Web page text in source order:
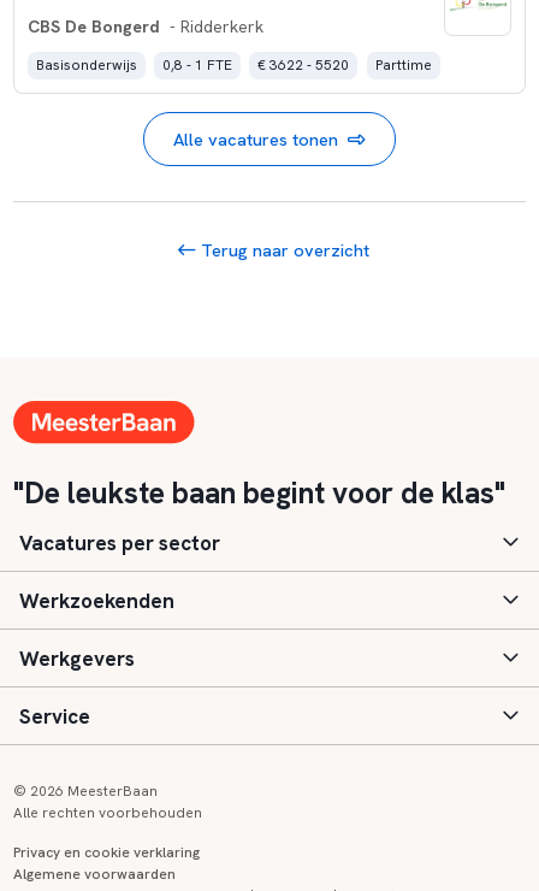
CBS De Bongerd - Ridderkerk
Basisonderwijs 0,8 - 1 FTE € 3622 - 5520 Parttime
Alle vacatures tonen
Terug naar overzicht
"De leukste baan begint voor de klas"
Vacatures per sector
Basisonderwijs
Speciaal (basis) onderwijs
Voortgezet onderwijs
Werkzoekenden
Aanmelden
Vacatures
Werkgevers
Inloggen
Service
© 2026 MeesterBaan
Alle rechten voorbehouden
Privacy en cookie verklaring
Algemene voorwaarden